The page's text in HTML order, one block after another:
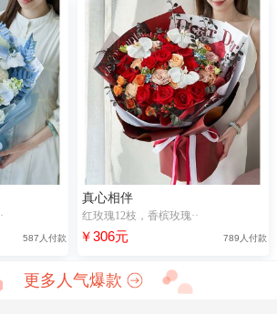
587人付款
真心相伴
红玫瑰12枝，香槟玫瑰··
￥306元 789人付款
更多人气爆款